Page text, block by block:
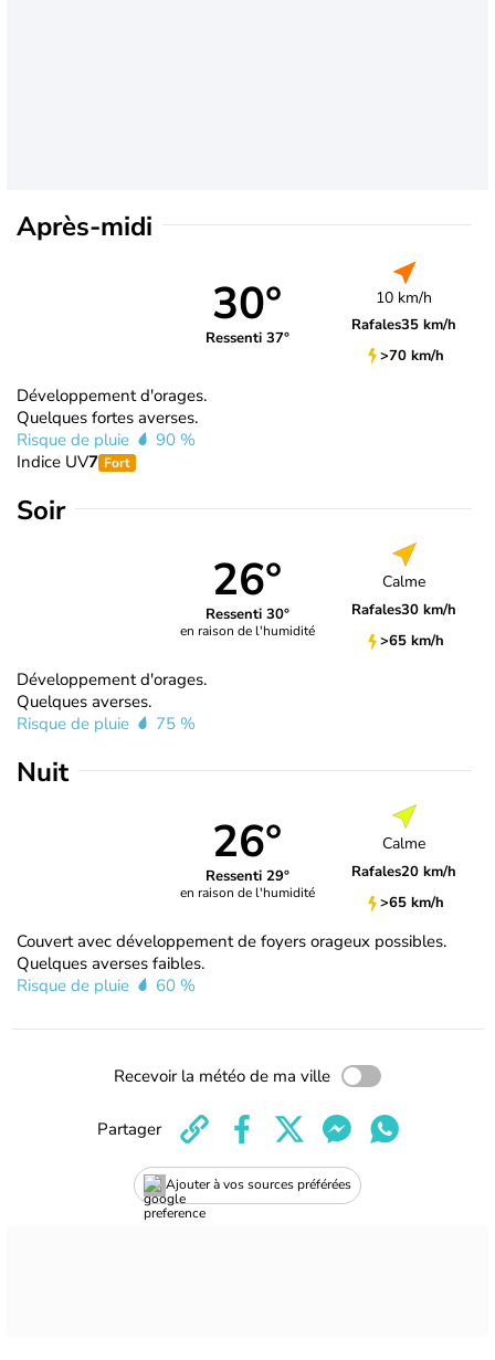
Après-midi
30°
Ressenti 37°
10 km/h
Rafales35 km/h
>70 km/h
Développement d'orages.
Quelques fortes averses.
Risque de pluie
90 %
Indice UV7 Fort
Soir
26°
Ressenti 30°
en raison de l'humidité
Calme
Rafales30 km/h
>65 km/h
Développement d'orages.
Quelques averses.
Risque de pluie
75 %
Nuit
26°
Ressenti 29°
en raison de l'humidité
Calme
Rafales20 km/h
>65 km/h
Couvert avec développement de foyers orageux possibles.
Quelques averses faibles.
Risque de pluie
60 %
Recevoir la météo de ma ville
Ajouter à vos sources préférées
Partager